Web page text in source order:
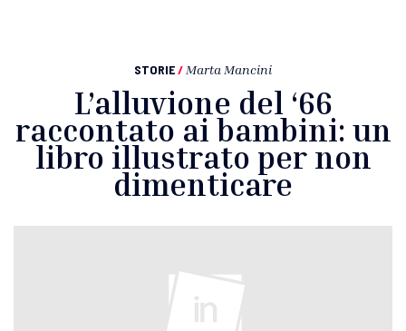
STORIE/ Marta Mancini
L’alluvione del ‘66
raccontato ai bambini: un
libro illustrato per non
dimenticare